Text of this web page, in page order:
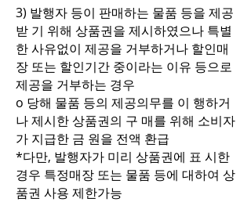
3) 발행자 등이 판매하는 물품 등을 제공
받 기 위해 상품권을 제시하였으나 특별
한 사유없이 제공을 거부하거나 할인매
장 또는 할인기간 중이라는 이유 등으로
제공을 거부하는 경우
o 당해 물품 등의 제공의무를 이 행하거
나 제시한 상품권의 구 매를 위해 소비자
가 지급한 금 원을 전액 환급
*다만, 발행자가 미리 상품권에 표 시한
경우 특정매장 또는 물품 등에 대하여 상
품권 사용 제한가능